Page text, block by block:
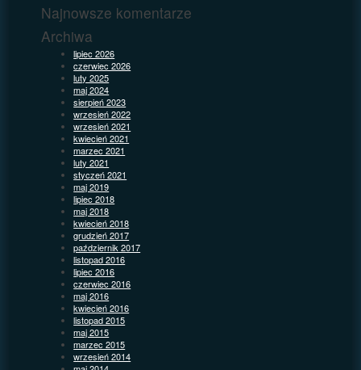
Najnowsze komentarze
Archiwa
lipiec 2026
czerwiec 2026
luty 2025
maj 2024
sierpień 2023
wrzesień 2022
wrzesień 2021
kwiecień 2021
marzec 2021
luty 2021
styczeń 2021
maj 2019
lipiec 2018
maj 2018
kwiecień 2018
grudzień 2017
październik 2017
listopad 2016
lipiec 2016
czerwiec 2016
maj 2016
kwiecień 2016
listopad 2015
maj 2015
marzec 2015
wrzesień 2014